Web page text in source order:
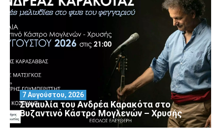
Συναυλία του Ανδρέα Καρακότα στο
Βυζαντινό Κάστρο Μογλενών – Χρυσής
7 Αυγούστου, 2026